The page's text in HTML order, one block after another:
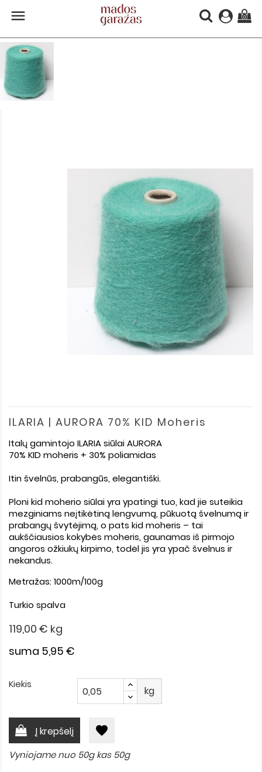
 (0)
ILARIA | AURORA 70% KID Moheris
Italų gamintojo ILARIA siūlai AURORA
70% KID moheris + 30% poliamidas
Itin švelnūs, prabangūs, elegantiški.
Ploni kid moherio siūlai yra ypatingi tuo, kad jie suteikia
mezginiams neįtikėtiną lengvumą, pūkuotą švelnumą ir
prabangų švytėjimą, o pats kid moheris – tai
aukščiausios kokybės moheris, gaunamas iš pirmojo
angoros ožkiukų kirpimo, todėl jis yra ypač švelnus ir
nekandus.
Metražas: 1000m/100g
Turkio spalva
119,00 € kg
suma 5,95 €
Kiekis
kg
Į krepšelį favorite
Vyniojame nuo 50g kas 50g